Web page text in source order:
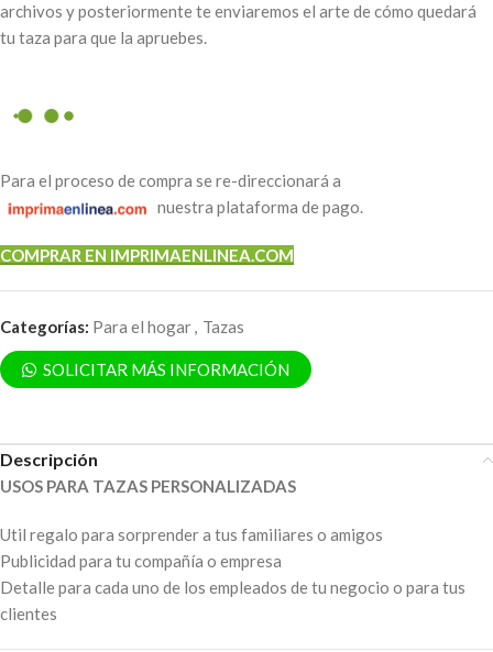
archivos y posteriormente te enviaremos el arte de cómo quedará
tu taza para que la apruebes.
Para el proceso de compra se re-direccionará a
nuestra plataforma de pago.
COMPRAR EN IMPRIMAENLINEA.COM
Categorías: Para el hogar, Tazas
SOLICITAR MÁS INFORMACIÓN
Descripción
USOS PARA TAZAS PERSONALIZADAS
Util regalo para sorprender a tus familiares o amigos
Publicidad para tu compañía o empresa
Detalle para cada uno de los empleados de tu negocio o para tus
clientes